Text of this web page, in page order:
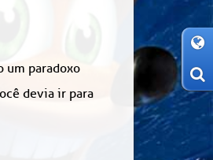
um paradoxo
devia ir para